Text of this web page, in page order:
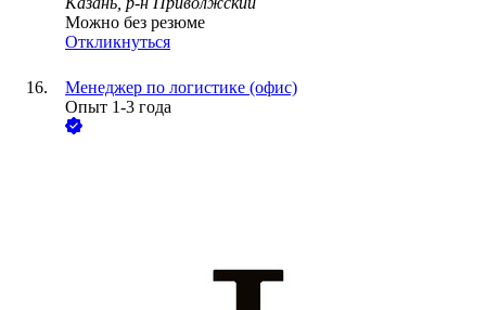
Можно без резюме
Откликнуться
Менеджер по логистике (офис)
Опыт 1-3 года